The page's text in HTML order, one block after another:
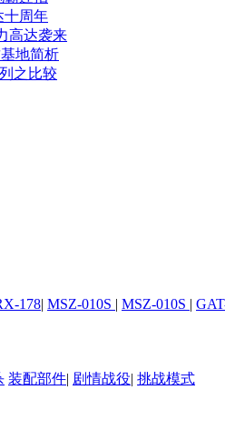
十周年
高达袭来
地简析
之比较
178| MSZ-010S | MSZ-010S |
装配部件| 剧情战役| 挑战模式